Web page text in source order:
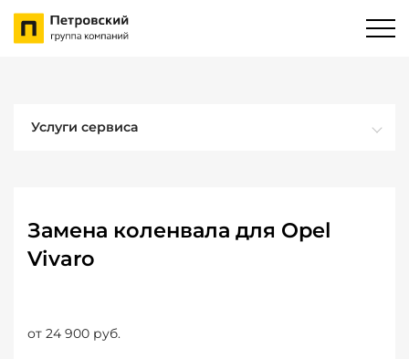
Услуги сервиса
Замена коленвала для Opel
Vivaro
от 24 900 руб.